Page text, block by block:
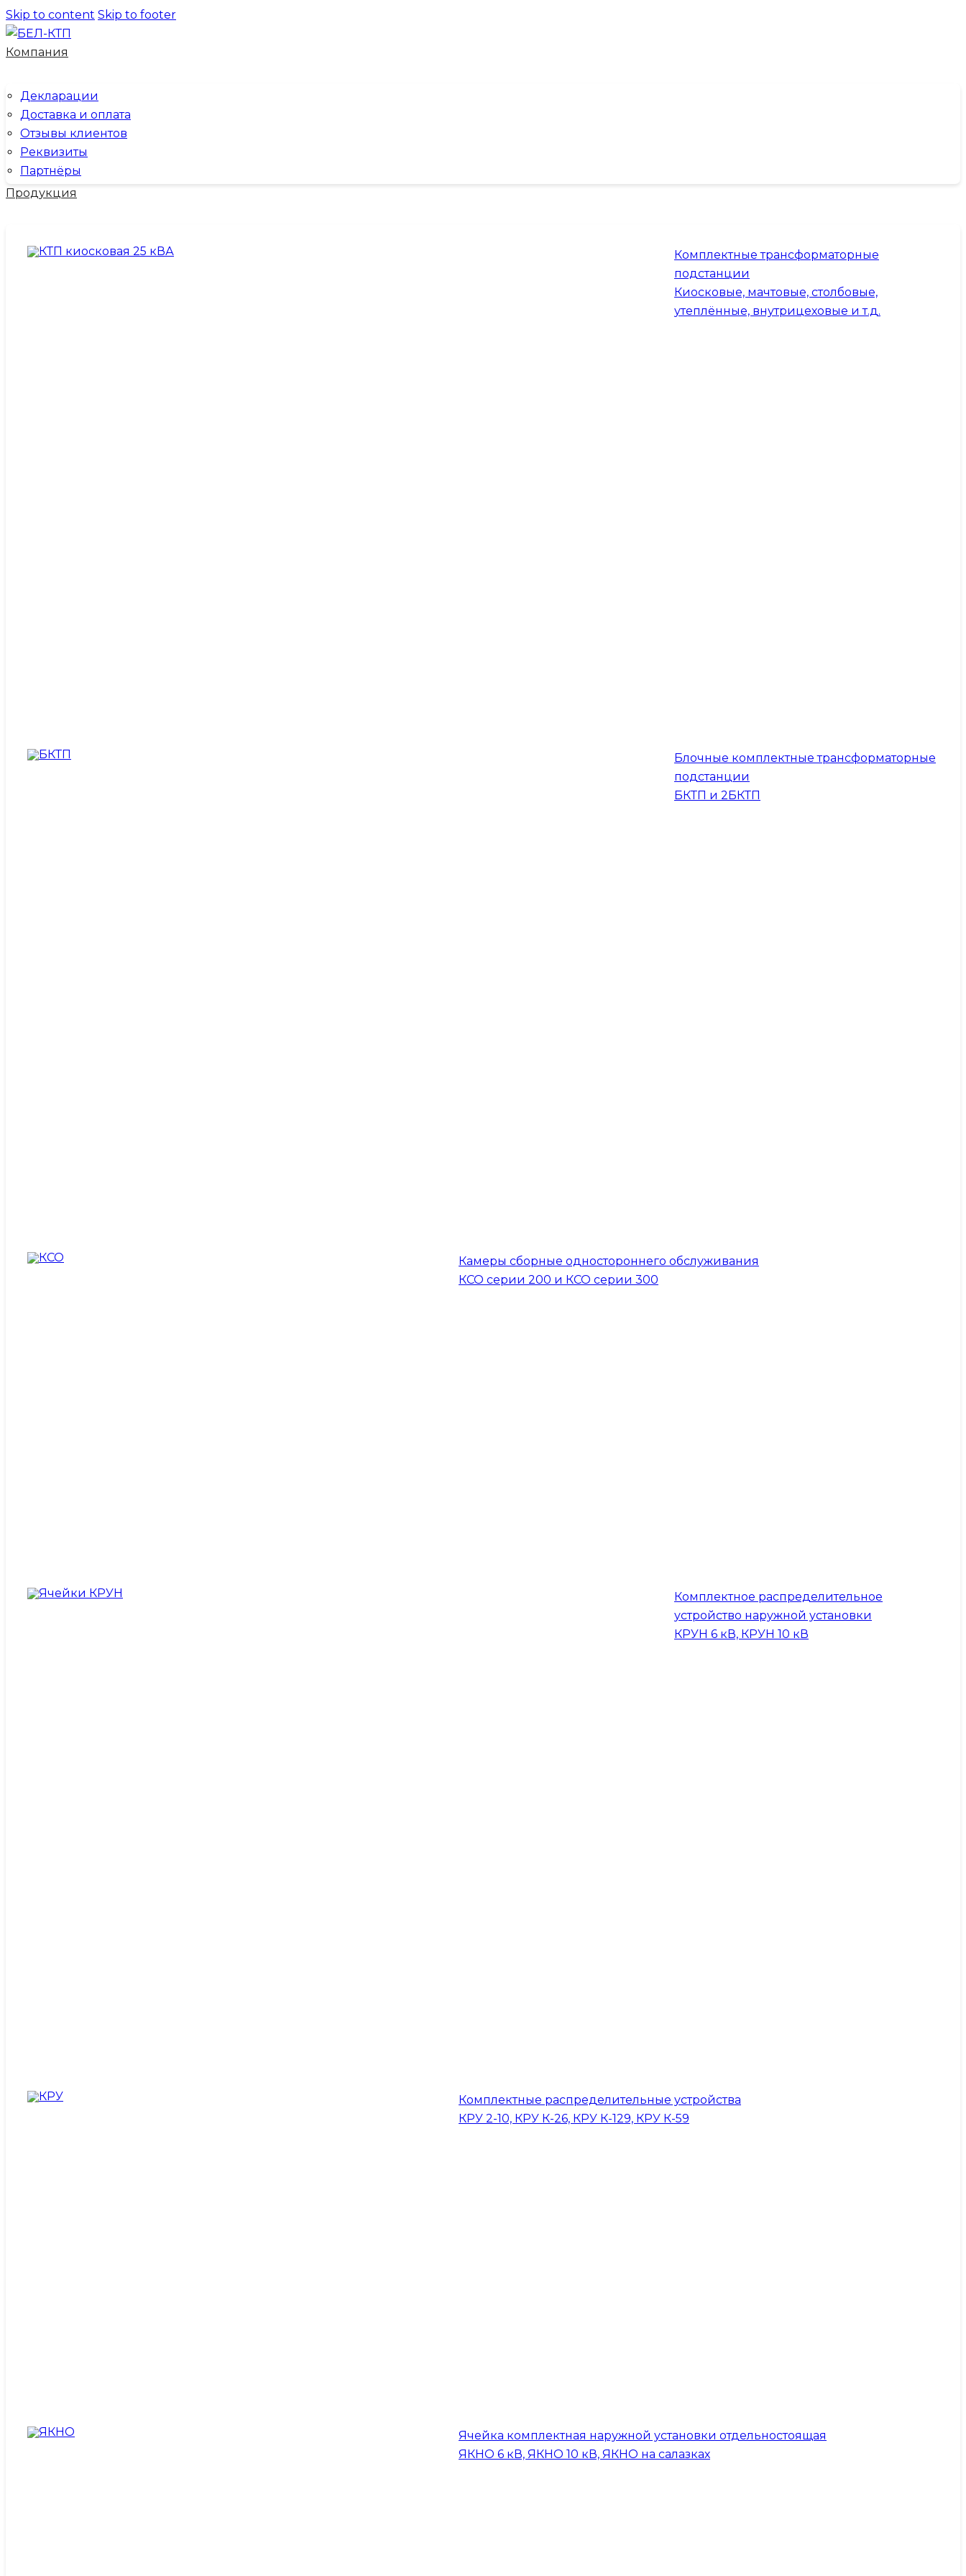
Skip to content Skip to footer
Компания
Декларации
Доставка и оплата
Отзывы клиентов
Реквизиты
Партнёры
Продукция
Комплектные трансформаторные
подстанции
Киосковые, мачтовые, столбовые,
утеплённые, внутрицеховые и т.д.
Блочные комплектные трансформаторные
подстанции
БКТП и 2БКТП
Камеры сборные одностороннего обслуживания
КСО серии 200 и КСО серии 300
Комплектное распределительное
устройство наружной установки
КРУН 6 кВ, КРУН 10 кВ
Комплектные распределительные устройства
КРУ 2-10, КРУ К-26, КРУ К-129, КРУ К-59
Ячейка комплектная наружной установки отдельностоящая
ЯКНО 6 кВ, ЯКНО 10 кВ, ЯКНО на салазках